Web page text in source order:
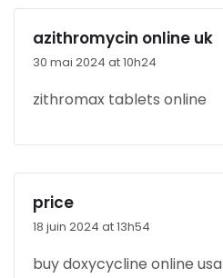
azithromycin online uk
30 mai 2024 at 10h24
zithromax tablets online
price
18 juin 2024 at 13h54
buy doxycycline online usa